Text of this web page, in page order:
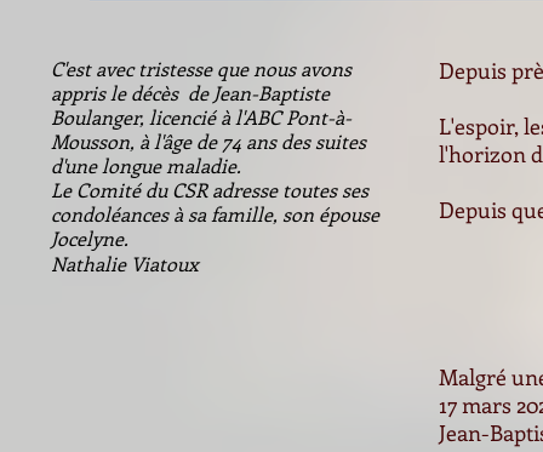
C'est avec tristesse que nous avons
appris le décès de Jean-Baptiste
Boulanger, licencié à l'ABC Pont-à-
Mousson, à l'âge de 74 ans des suites
d'une longue maladie.
Le Comité du CSR adresse toutes ses
condoléances à sa famille, son épouse
Jocelyne.
Nathalie Viatoux
Depuis
L'espoir,
l'horizon
Depuis
Malgré
17 mars
Jean-